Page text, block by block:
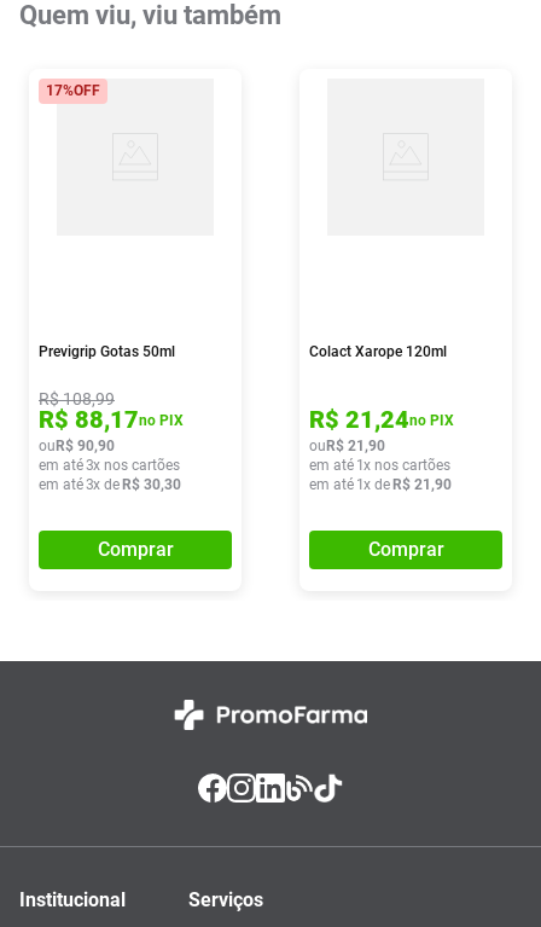
Quem viu, viu também
17%OFF
Previgrip Gotas 50ml
R$108,99
R$ 88,17no PIX
ou R$ 90,90
em até3x nos cartões
em até3x de R$ 30,30
Comprar
Colact Xarope 120ml
R$ 21,24no PIX
ou R$ 21 ,90
em até 1x nos cartões
em até 1x de R$ 21 ,90
Comprar
Institucional Serviços